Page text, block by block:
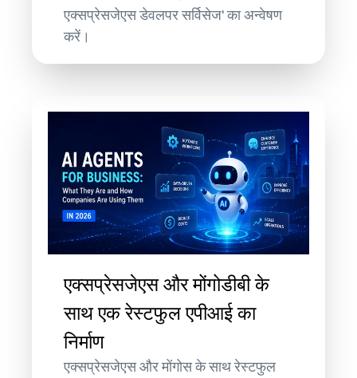
एक्सप्रेसजेएस डेवलपर सर्विसेज' का अन्वेषण
करें।
एक्सप्रेसजेएस और मोंगोडीबी के
साथ एक रेस्टफुल एपीआई का
निर्माण
एक्सप्रेसजेएस और मोंगोस के साथ रेस्टफुल